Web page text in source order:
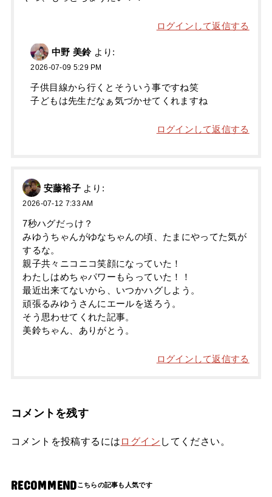
ログインして返信する
中野 美鈴 より:
2026-07-09 5:29 PM
子供目線から行くとそういう事ですね笑
子どもは先生だなぁ気づかせてくれますね
ログインして返信する
安藤裕子 より:
2026-07-12 7:33 AM
7秒ハグだっけ？
みゆうちゃんがゆなちゃんの頃、たまにやってた気が
するな。
親子共々ニコニコ笑顔になっていた！
わたしはめちゃパワーもらっていた！！
最近出来てないから、いつかハグしよう。
頑張るみゆうさんにエールを送ろう。
そう思わせてくれた記事。
美鈴ちゃん、ありがとう。
ログインして返信する
コメントを残す
コメントを投稿するには ログイン してください。
RECOMMEND